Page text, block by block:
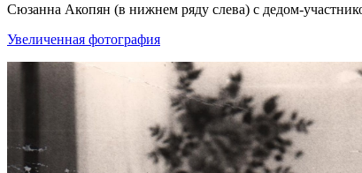
Сюзанна Акопян (в нижнем ряду слева) с дедом-
Увеличенная фотография